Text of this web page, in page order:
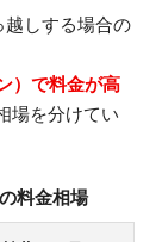
越しする場合の
）で料金が高
場を分けてい
料金相場